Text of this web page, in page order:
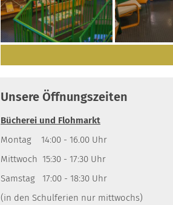
Unsere Öffnungszeiten
Bücherei und Flohmarkt
Montag 14:00 - 16.00 Uhr
Mittwoch 15:30 - 17:30 Uhr
Samstag 17:00 - 18:30 Uhr
(in den Schulferien nur mittwochs)